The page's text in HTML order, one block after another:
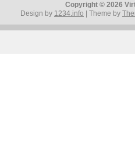
Copyright © 2026
Design by 1234.info | Theme by